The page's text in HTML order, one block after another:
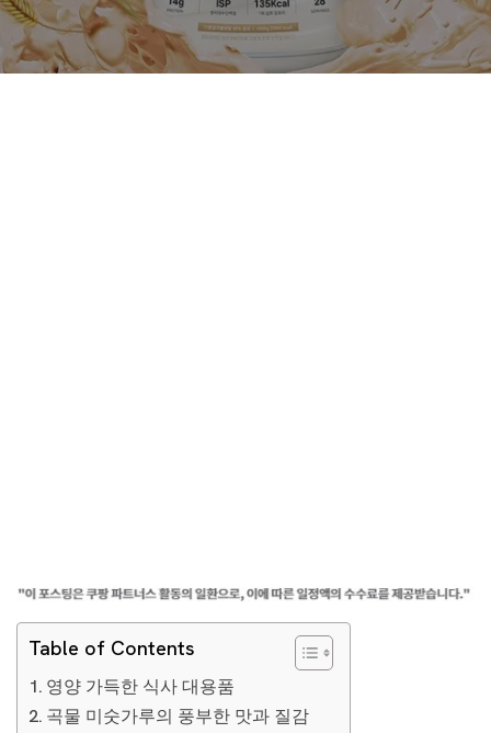
Table of Contents
영양 가득한 식사 대용품
곡물 미숫가루의 풍부한 맛과 질감